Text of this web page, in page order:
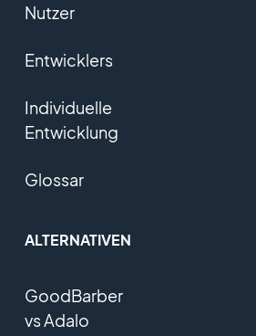
Nutzer
Entwicklers
Individuelle
Entwicklung
Glossar
ALTERNATIVEN
GoodBarber
vs Adalo